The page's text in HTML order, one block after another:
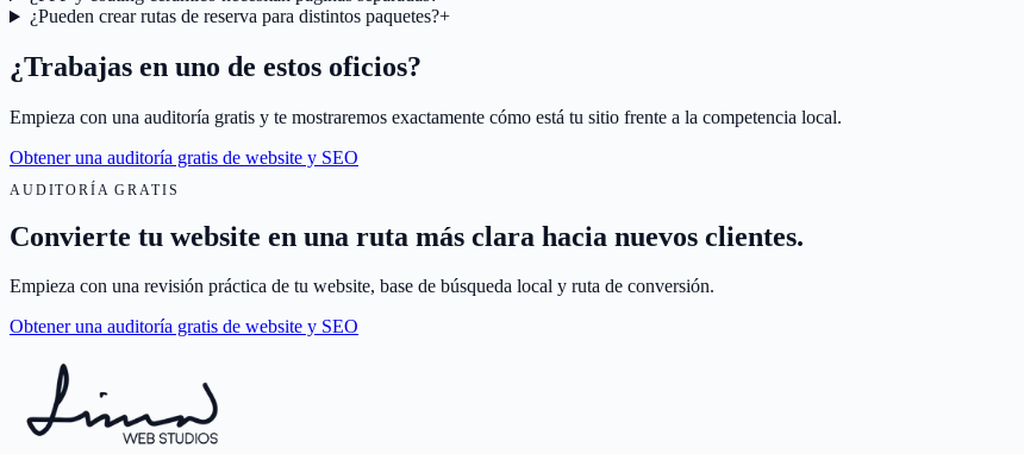
¿Pueden crear rutas de reserva para distintos paquetes?+
¿Trabajas en uno de estos oficios?
Empieza con una auditoría gratis y te mostraremos exactamente cómo está tu sitio frente a la competencia local.
Obtener una auditoría gratis de website y SEO
AUDITORÍA GRATIS
Convierte tu website en una ruta más clara hacia nuevos clientes.
Empieza con una revisión práctica de tu website, base de búsqueda local y ruta de conversión.
Obtener una auditoría gratis de website y SEO